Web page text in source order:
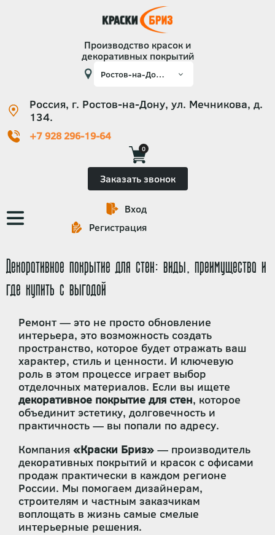
Производство красок и
декоративных покрытий
Россия, г. Ростов-на-Дону, ул. Мечникова, д.
134.
+7 928 296-19-64
0
Заказать звонок
Основная
навигация
Вход
Регистрация
Декоративное покрытие для стен: виды, преимущества и
где купить с выгодой
Ремонт — это не просто обновление
интерьера, это возможность создать
пространство, которое будет отражать ваш
характер, стиль и ценности. И ключевую
роль в этом процессе играет выбор
отделочных материалов. Если вы ищете
декоративное покрытие для стен, которое
объединит эстетику, долговечность и
практичность — вы попали по адресу.
Компания «Краски Бриз» — производитель
декоративных покрытий и красок с офисами
продаж практически в каждом регионе
России. Мы помогаем дизайнерам,
строителям и частным заказчикам
воплощать в жизнь самые смелые
интерьерные решения.